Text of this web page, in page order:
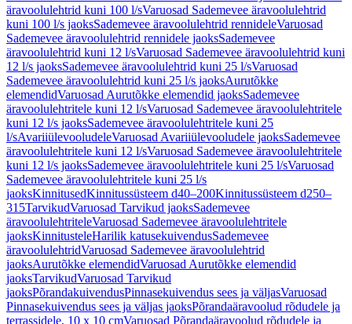
äravoolulehtrid kuni 100 l/sVaruosad Sademevee äravoolulehtrid
kuni 100 l/s jaoksSademevee äravoolulehtrid rennideleVaruosad
Sademevee äravoolulehtrid rennidele jaoksSademevee
äravoolulehtrid kuni 12 l/sVaruosad Sademevee äravoolulehtrid kuni
12 l/s jaoksSademevee äravoolulehtrid kuni 25 l/sVaruosad
Sademevee äravoolulehtrid kuni 25 l/s jaoksAurutõkke
elemendidVaruosad Aurutõkke elemendid jaoksSademevee
äravoolulehtritele kuni 12 l/sVaruosad Sademevee äravoolulehtritele
kuni 12 l/s jaoksSademevee äravoolulehtritele kuni 25
l/sAvariiülevooludeleVaruosad Avariiülevooludele jaoksSademevee
äravoolulehtritele kuni 12 l/sVaruosad Sademevee äravoolulehtritele
kuni 12 l/s jaoksSademevee äravoolulehtritele kuni 25 l/sVaruosad
Sademevee äravoolulehtritele kuni 25 l/s
jaoksKinnitusedKinnitussüsteem d40–200Kinnitussüsteem d250–
315TarvikudVaruosad Tarvikud jaoksSademevee
äravoolulehtriteleVaruosad Sademevee äravoolulehtritele
jaoksKinnitusteleHarilik katusekuivendusSademevee
äravoolulehtridVaruosad Sademevee äravoolulehtrid
jaoksAurutõkke elemendidVaruosad Aurutõkke elemendid
jaoksTarvikudVaruosad Tarvikud
jaoksPõrandakuivendusPinnasekuivendus sees ja väljasVaruosad
Pinnasekuivendus sees ja väljas jaoksPõrandaäravoolud rõdudele ja
terrassidele, 10 x 10 cmVaruosad Põrandaäravoolud rõdudele ja